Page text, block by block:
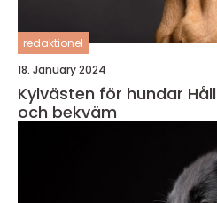
redaktionel
18. January 2024
Kylvästen för hundar Håll din bästa vän sval
och bekväm